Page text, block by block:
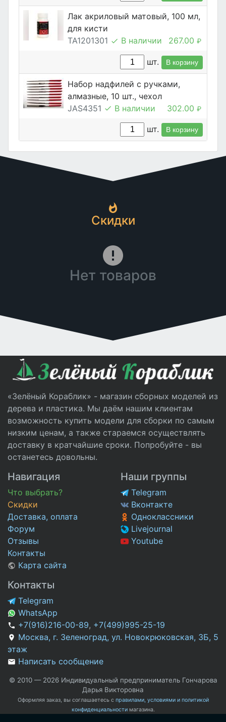
Лак акриловый матовый, 100 мл,
для кисти
TA1201301
В наличии 267.00 ₽
шт. В корзину
Набор надфилей с ручками,
алмазные, 10 шт., чехол
JAS4351
В наличии 302.00 ₽
шт. В корзину
Скидки
Нет товаров
«Зелёный Кораблик» - магазин сборных моделей из
дерева и пластика. Мы даём нашим клиентам
возможность купить модели для сборки по самым
низким ценам, а также стараемся осуществлять
доставку в кратчайшие сроки. Попробуйте - вы
останетесь довольны.
Навигация
Что выбрать?
Скидки
Доставка, оплата
Форум
Отзывы
Контакты
Карта сайта
Наши группы
Telegram
Вконтакте
Одноклассники
Livejournal
Youtube
Контакты
Telegram
WhatsApp
+7(916)216-00-89, +7(499)995-25-19
Москва, г. Зеленоград, ул. Новокрюковская, 3Б, 5
этаж
Написать сообщение
© 2010 — 2026 Индивидуальный предприниматель Гончарова
Дарья Викторовна
Оформляя заказ, вы соглашаетесь с правилами, условиями и политикой
конфиденциальностимагазина.